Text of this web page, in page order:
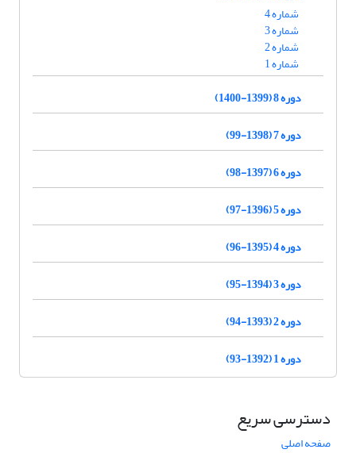
شماره 4
شماره 3
شماره 2
شماره 1
دوره 8 (1399-1400)
دوره 7 (1398-99)
دوره 6 (1397-98)
دوره 5 (1396-97)
دوره 4 (1395-96)
دوره 3 (1394-95)
دوره 2 (1393-94)
دوره 1 (1392-93)
دسترسی سریع
صفحه اصلی